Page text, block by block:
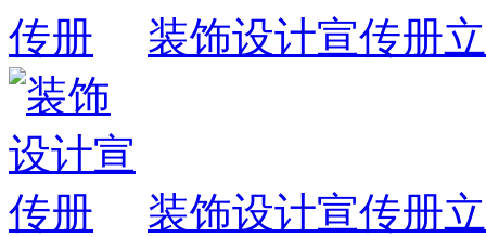
装饰设计宣传册
装饰设计宣传册